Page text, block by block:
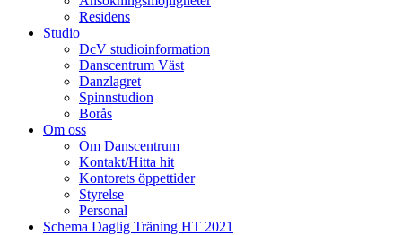
Residens
Studio
DcV studioinformation
Danscentrum Väst
Danzlagret
Spinnstudion
Borås
Om oss
Om Danscentrum
Kontakt/Hitta hit
Kontorets öppettider
Styrelse
Personal
Schema Daglig Träning HT 2021